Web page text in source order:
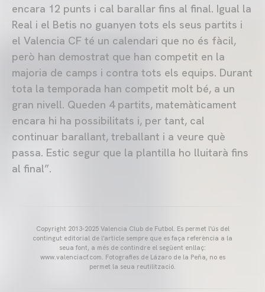
encara 12 punts i cal barallar fins al final. Igual la
Real i el Betis no guanyen tots els seus partits i
el Valencia CF té un calendari que no és fàcil,
però han demostrat que han competit en la
majoria de camps i contra tots els equips. Durant
tota la temporada han competit molt bé, a un
gran nivell. Queden 4 partits, matemàticament
encara hi ha possibilitats i, per tant, cal
continuar barallant, treballant i a veure què
passa. Estic segur que la plantilla ho lluitarà fins
al final”.
Copyright 2013-2025 Valencia Club de Futbol. Es permet l'ús del
contingut editorial de l'article sempre que es faça referència a la
seua font, a més de contindre el següent enllaç:
www.valenciacf.com. Fotografies de Lázaro de la Peña, no es
permet la seua reutilització.